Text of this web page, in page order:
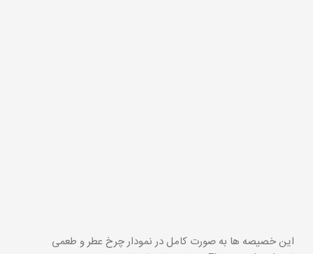
این خصیصه ها به صورت کامل در نمودار چرخ عطر و طعمی